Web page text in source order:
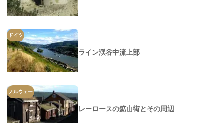
ドイツ
ライン渓谷中流上部
ノルウェー
レーロースの鉱山街とその周辺